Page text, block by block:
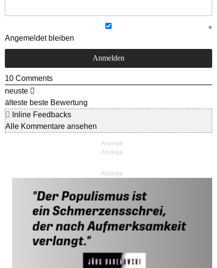
Angemeldet bleiben
10 Comments
neuste
älteste beste Bewertung
Inline Feedbacks
Alle Kommentare ansehen
Anzeige